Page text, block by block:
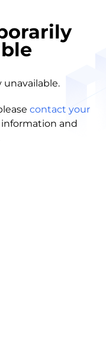
unavailable.
contact your
and